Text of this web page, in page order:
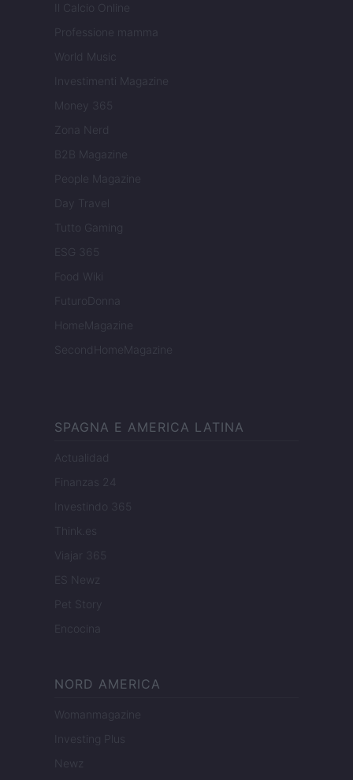
Il Calcio Online
Professione mamma
World Music
Investimenti Magazine
Money 365
Zona Nerd
B2B Magazine
People Magazine
Day Travel
Tutto Gaming
ESG 365
Food Wiki
FuturoDonna
HomeMagazine
SecondHomeMagazine
SPAGNA E AMERICA LATINA
Actualidad
Finanzas 24
Investindo 365
Think.es
Viajar 365
ES Newz
Pet Story
Encocina
NORD AMERICA
Womanmagazine
Investing Plus
Newz